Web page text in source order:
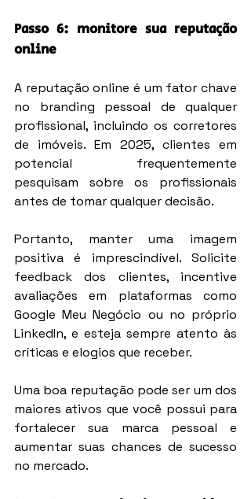
Passo 6: monitore sua reputação
online
A reputação online é um fator chave
no branding pessoal de qualquer
profissional, incluindo os corretores
de imóveis. Em 2025, clientes em
potencial frequentemente
pesquisam sobre os profissionais
antes de tomar qualquer decisão.
Portanto, manter uma imagem
positiva é imprescindível. Solicite
feedback dos clientes, incentive
avaliações em plataformas como
Google Meu Negócio ou no próprio
LinkedIn, e esteja sempre atento às
críticas e elogios que receber.
Uma boa reputação pode ser um dos
maiores ativos que você possui para
fortalecer sua marca pessoal e
aumentar suas chances de sucesso
no mercado.